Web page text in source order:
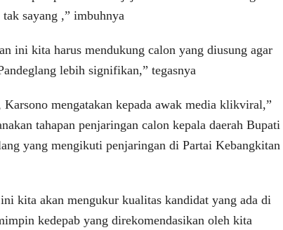
sayang ,” imbuhnya
ini kita harus mendukung calon yang diusung agar
lebih signifikan,” tegasnya
mengatakan kepada awak media klikviral,”
tahapan penjaringan calon kepala daerah Bupati
yang mengikuti penjaringan di Partai Kebangkitan
ini kita akan mengukur kualitas kandidat yang ada di
kedepab yang direkomendasikan oleh kita